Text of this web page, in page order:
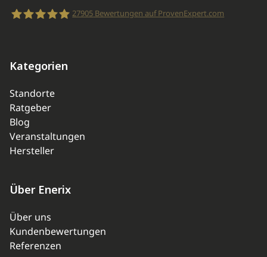
27905Bewertungen auf ProvenExpert.com
Kategorien
Standorte
Ratgeber
Blog
Veranstaltungen
Hersteller
Über Enerix
Über uns
Kundenbewertungen
Referenzen